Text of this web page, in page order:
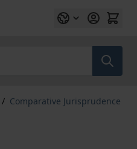
/ Comparative Jurisprudence